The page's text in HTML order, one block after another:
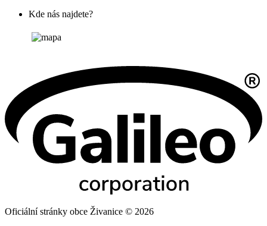
Kde nás najdete?
Oficiální stránky obce Živanice © 2026